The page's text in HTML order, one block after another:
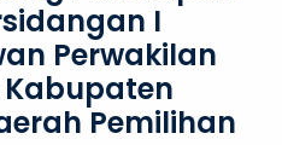
I
Perwakilan
Pemilihan